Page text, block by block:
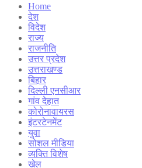
Home
देश
विदेश
राज्य
राजनीति
उत्तर प्रदेश
उत्तराखण्ड
बिहार
दिल्ली एनसीआर
गांव देहात
कोरोनावायरस
इंटरटेनमेंट
युवा
सोशल मीडिया
व्यक्ति विशेष
खेल